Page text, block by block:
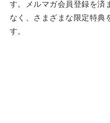
す。メルマガ会員登録を済
なく、さまざまな限定特典
す。